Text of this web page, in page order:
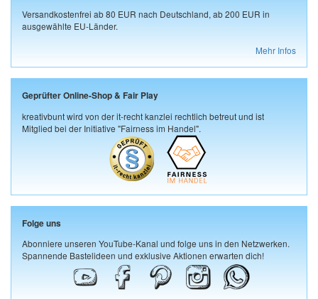
Versandkostenfrei ab 80 EUR nach Deutschland, ab 200 EUR in
ausgewählte EU-Länder.
Mehr Infos
Geprüfter Online-Shop & Fair Play
kreativbunt wird von der it-recht kanzlei rechtlich betreut und ist
Mitglied bei der Initiative "Fairness im Handel".
Folge uns
Abonniere unseren YouTube-Kanal und folge uns in den Netzwerken.
Spannende Bastelideen und exklusive Aktionen erwarten dich!